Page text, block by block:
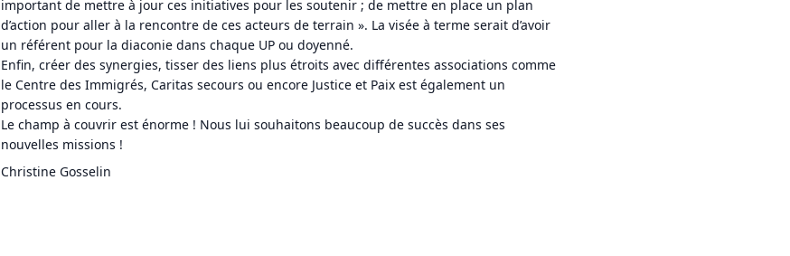
important de mettre à jour ces initiatives pour les soutenir ; de mettre en place un plan
d’action pour aller à la rencontre de ces acteurs de terrain ». La visée à terme serait d’avoir
un référent pour la diaconie dans chaque UP ou doyenné.
Enfin, créer des synergies, tisser des liens plus étroits avec différentes associations comme
le Centre des Immigrés, Caritas secours ou encore Justice et Paix est également un
processus en cours.
Le champ à couvrir est énorme ! Nous lui souhaitons beaucoup de succès dans ses
nouvelles missions !
Christine Gosselin